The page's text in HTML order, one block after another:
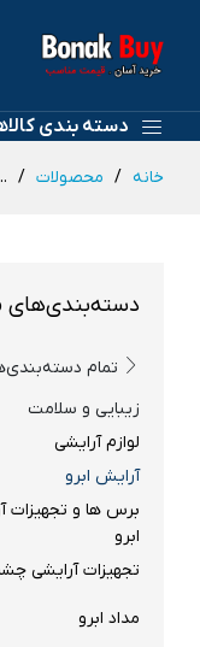
دسته بندی
خانه محصولات
تمام
زیبایی و سلامت
لوازم آرایشی
آرایش ابرو
برس ها و تجهیزات
ابرو
تجهیزات آرایشی
مداد ابرو